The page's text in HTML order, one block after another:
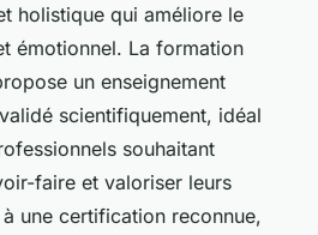
holistique qui améliore le
émotionnel. La formation
un enseignement
scientifiquement, idéal
souhaitant
faire et valoriser leurs
une certification reconnue,